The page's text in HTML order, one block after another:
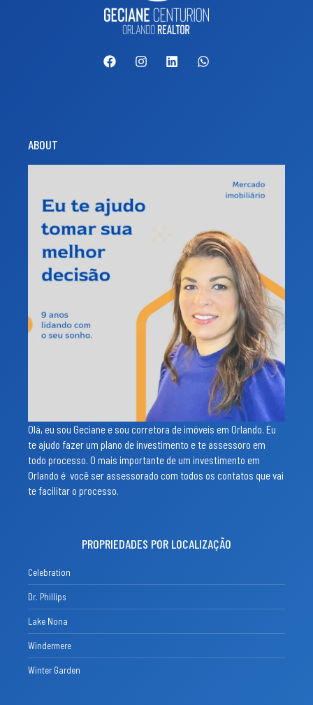
ABOUT
Olá, eu sou Geciane e sou corretora de imóveis em Orlando. Eu
te ajudo fazer um plano de investimento e te assessoro em
todo processo. O mais importante de um investimento em
Orlando é você ser assessorado com todos os contatos que vai
te facilitar o processo.
PROPRIEDADES POR LOCALIZAÇÃO
Celebration
Dr. Phillips
Lake Nona
Windermere
Winter Garden